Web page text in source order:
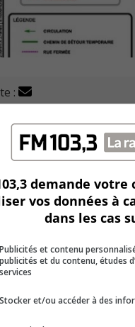
:
de
et le lundi 28
bâtiment de
du boulevard.
demande
vos données à
dans les cas
Publicités et contenu
publicités et du contenu, études
services
Stocker et/ou accéder à des